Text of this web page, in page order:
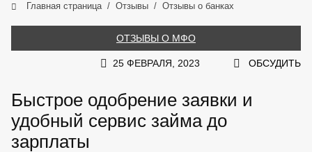
Главная страница Отзывы Отзывы о банках
ОТЗЫВЫ О МФО
25 ФЕВРАЛЯ, 2023 ОБСУДИТЬ
Быстрое одобрение заявки и
удобный сервис займа до
зарплаты